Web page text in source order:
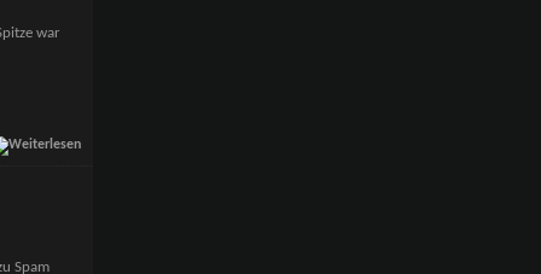
war
Spam